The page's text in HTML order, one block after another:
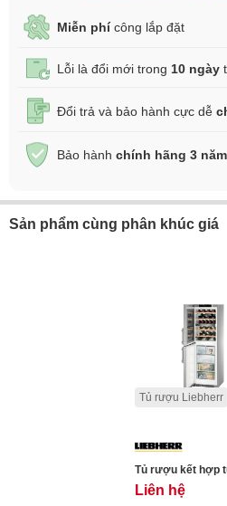
Miễn phícông lắp đặt
Lỗi là đổi mới trong 10 ngày
Đổi trả và bảo hành cực dễ
Bảo hành chính hãng 3 năm
Sản phẩm cùng phân khúc giá
Tủ rượu Liebherr
Tủ rượu kết hợp
Liên hệ